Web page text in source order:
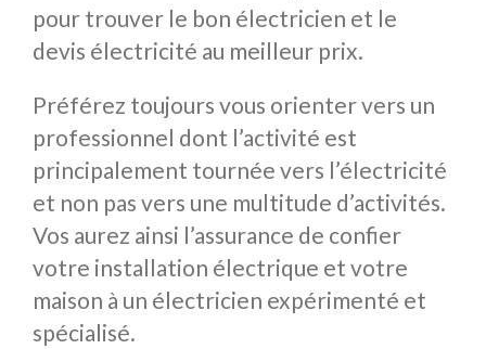
pour trouver le bon électricien et le
devis électricité au meilleur prix.
Préférez toujours vous orienter vers un
professionnel dont l’activité est
principalement tournée vers l’électricité
et non pas vers une multitude d’activités.
Vos aurez ainsi l’assurance de confier
votre installation électrique et votre
maison à un électricien expérimenté et
spécialisé.